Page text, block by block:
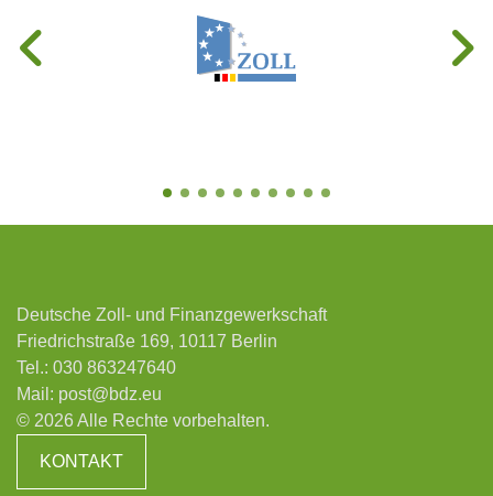
Deutsche Zoll- und Finanzgewerkschaft
Friedrichstraße 169, 10117 Berlin
Tel.: 030 863247640
Mail: post@bdz.eu
© 2026 Alle Rechte vorbehalten.
KONTAKT